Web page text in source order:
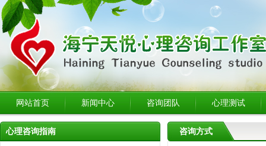
网站首页 新闻中心 咨询团队 心理测试
心理咨询指南 咨询方式